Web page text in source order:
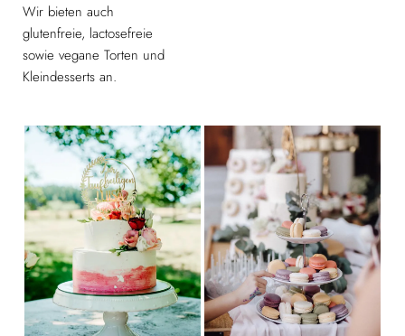
Wir bieten auch
glutenfreie, lactosefreie
sowie vegane Torten und
Kleindesserts an.